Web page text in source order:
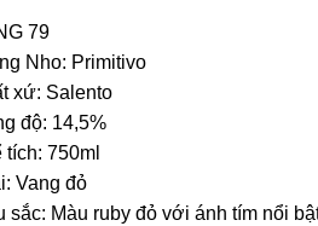
79
Nho: Primitivo
xứ: Salento
độ: 14,5%
tích: 750ml
Vang đỏ
sắc: Màu ruby đỏ với ánh tím nổi